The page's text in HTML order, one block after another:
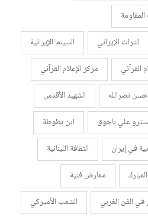
التراث الإيراني
السينما الإيرانية
القرآني
مركز الإعلام القرآني
نصرالله
الشهيد الأقدس
علي باجوق
ابن بطوطة
في إيران
الثقافة اللبنانية
معارض فنية
الفن الغربي
الشعب الأميركي